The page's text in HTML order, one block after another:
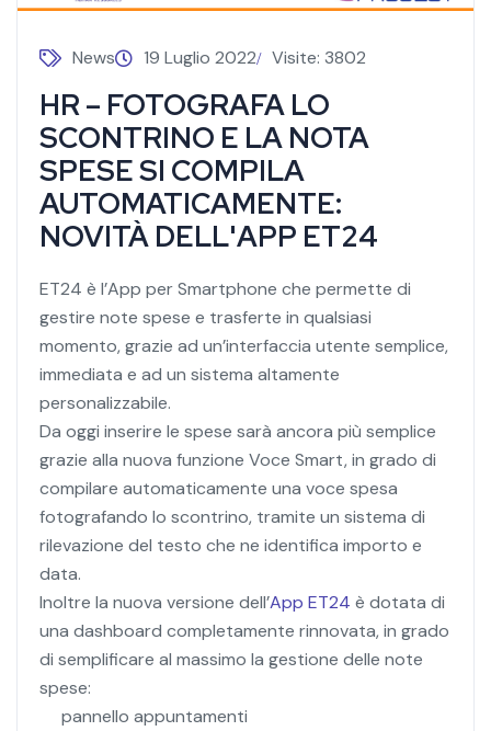
HR – FOTOGRAFA LO
SCONTRINO E LA NOTA
SPESE SI COMPILA
AUTOMATICAMENTE:
NOVITÀ DELL'APP ET24
News 19 Luglio 2022 Visite: 3802
ET24 è l’App per Smartphone che permette di
gestire note spese e trasferte in qualsiasi
momento, grazie ad un’interfaccia utente semplice,
immediata e ad un sistema altamente
personalizzabile.
Da oggi inserire le spese sarà ancora più semplice
grazie alla nuova funzione Voce Smart, in grado di
compilare automaticamente una voce spesa
fotografando lo scontrino, tramite un sistema di
rilevazione del testo che ne identifica importo e
data.
Inoltre la nuova versione dell’App ET24 è dotata di
una dashboard completamente rinnovata, in grado
di semplificare al massimo la gestione delle note
spese:
pannello appuntamenti